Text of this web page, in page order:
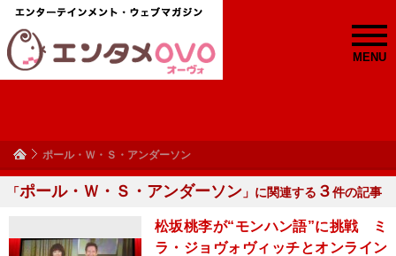
MENU
ポール・Ｗ・Ｓ・アンダーソン
「ポール・Ｗ・Ｓ・アンダーソン 」に関連する ３件の記事
松坂桃李が“モンハン語”に挑戦 ミ
ラ・ジョヴォヴィッチとオンライン